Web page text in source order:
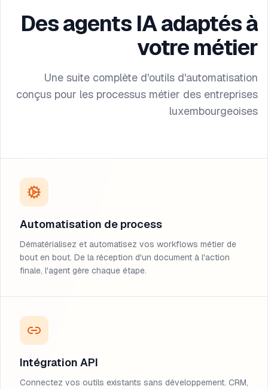
Des agents IA adaptés à
votre métier
Une suite complète d'outils d'automatisation
conçus pour les processus métier des entreprises
luxembourgeoises
Automatisation de process
Dématérialisez et automatisez vos workflows métier de
bout en bout. De la réception d'un document à l'action
finale, l'agent gère chaque étape.
Intégration API
Connectez vos outils existants sans développement. CRM,